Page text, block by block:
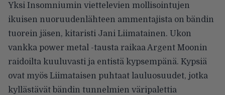
Yksi Insomniumin viettelevien mollisointujen
ikuisen nuoruudenlähteen ammentajista on bändin
tuorein jäsen, kitaristi Jani Liimatainen. Ukon
vankka power metal -tausta raikaa Argent Moonin
raidoilta kuuluvasti ja entistä kypsempänä. Kypsiä
ovat myös Liimataisen puhtaat lauluosuudet, jotka
kyllästävät bändin tunnelmien väripalettia